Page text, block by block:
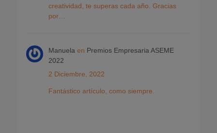
creatividad, te superas cada año. Gracias
por…
Manuela en Premios Empresaria ASEME
2022
2 Diciembre, 2022
Fantástico artículo, como siempre.